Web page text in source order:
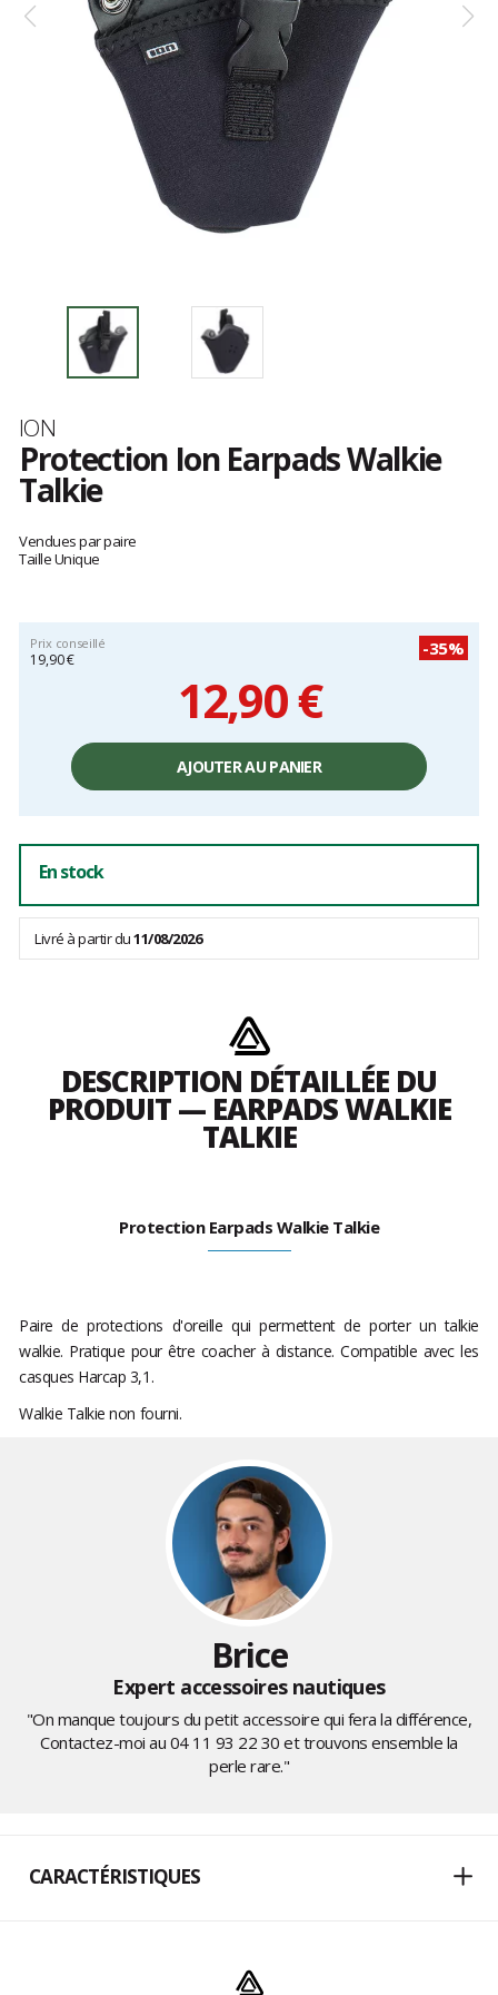
Marque
ION
Protection Ion Earpads Walkie
Talkie
avis
clients
Vendues par paire
Taille Unique
Prix conseillé
19,90 €
-35%
12,90 €
unitaire,
AJOUTER AU PANIER
En stock
Livré à partir du11/08/2026
DESCRIPTION DÉTAILLÉE DU
PRODUIT — EARPADS WALKIE
TALKIE
Protection Earpads Walkie Talkie
Paire de protections d'oreille qui permettent de porter un talkie
walkie. Pratique pour être coacher à distance. Compatible avec les
casques Harcap 3,1.
Walkie Talkie non fourni.
Brice
Expert accessoires nautiques
"On manque toujours du petit accessoire qui fera la différence,
Contactez-moi au 04 11 93 22 30 et trouvons ensemble la
perle rare."
CARACTÉRISTIQUES